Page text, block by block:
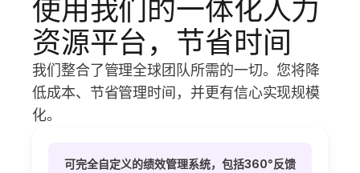
使用我们的一体化人力
资源平台，节省时间
我们整合了管理全球团队所需的一切。您将降
低成本、节省管理时间，并更有信心实现规模
化。
可完全自定义的绩效管理系统，包括360°反馈